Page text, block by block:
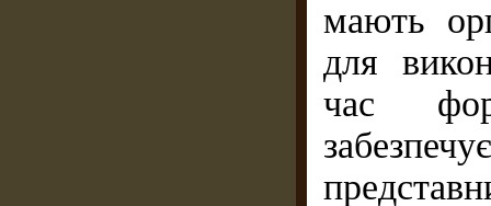
мають
для
час